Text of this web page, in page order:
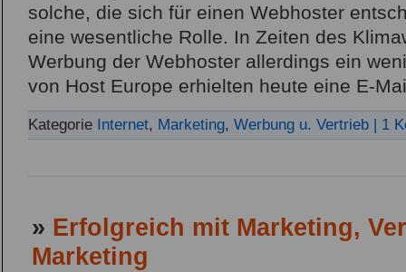
solche, die sich für einen Webhoster
eine wesentliche Rolle. In Zeiten des
Werbung der Webhoster allerdings ein
von Host Europe erhielten heute eine E-
Kategorie Internet, Marketing, Werbung u. Vertrieb | 1
» Erfolgreich mit Marketing,
Marketing